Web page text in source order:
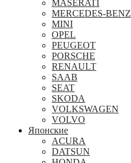
MASERATI
MERCEDES-BENZ
MINI
OPEL
PEUGEOT
PORSCHE
RENAULT
SAAB
SEAT
SKODA
VOLKSWAGEN
VOLVO
Японские
ACURA
DATSUN